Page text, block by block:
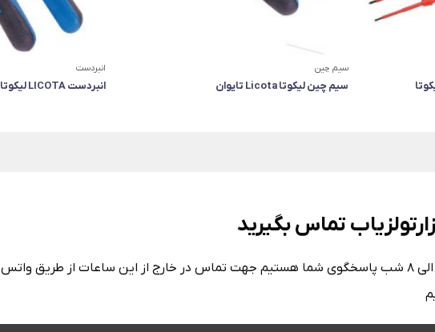
سیم چین
سیم چین لیکوتا Licota تایوان
انبردست
انبردست LICOTA لیکوتا تایوان
تماس بگیرید
هفت روز هفته ،8 صبح الی 8 شب پاسخگوی شما هستیم جهت تماس در خارج از این ساعات از طریق واتس